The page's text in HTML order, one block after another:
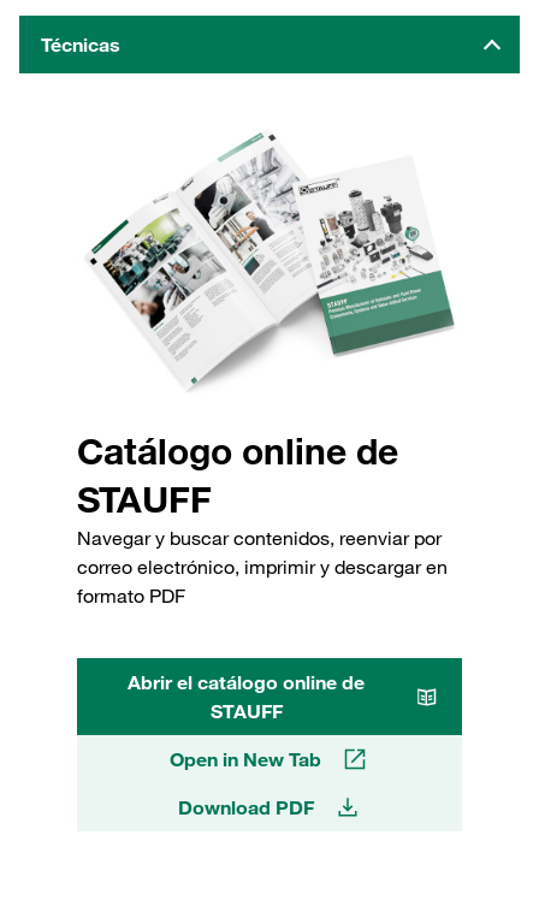
Técnicas
Catálogo online de
STAUFF
Navegar y buscar contenidos, reenviar por
correo electrónico, imprimir y descargar en
formato PDF
Abrir el catálogo online de
STAUFF
Open in New Tab
Download PDF